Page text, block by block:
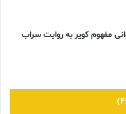
مفهوم کویر به روایت سراب